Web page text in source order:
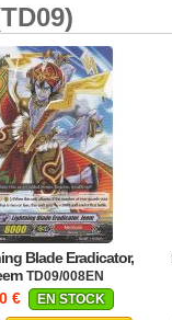
Blade Eradicator,
TD09/008EN
€ EN STOCK